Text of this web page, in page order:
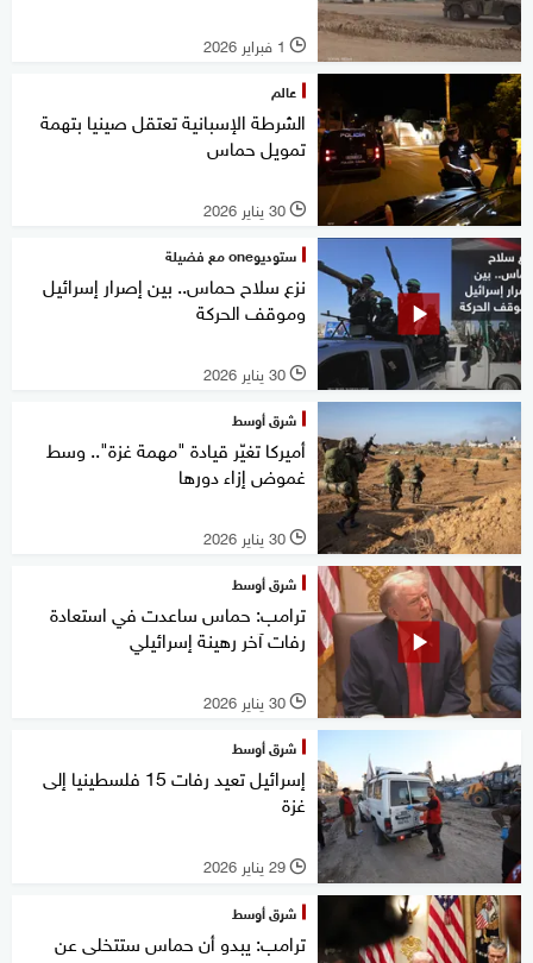
l 1 فبراير 2026
عالم
الشرطة الإسبانية تعتقل صينيا بتهمة
تمويل حماس
l 30 يناير 2026
ستوديوone مع فضيلة
نزع سلاح حماس.. بين إصرار إسرائيل
وموقف الحركة
l 30 يناير 2026
شرق أوسط
أميركا تغيّر قيادة "مهمة غزة".. وسط
غموض إزاء دورها
l 30 يناير 2026
شرق أوسط
ترامب: حماس ساعدت في استعادة
رفات آخر رهينة إسرائيلي
l 30 يناير 2026
شرق أوسط
إسرائيل تعيد رفات 15 فلسطينيا إلى
غزة
l 29 يناير 2026
شرق أوسط
ترامب: يبدو أن حماس ستتخلى عن